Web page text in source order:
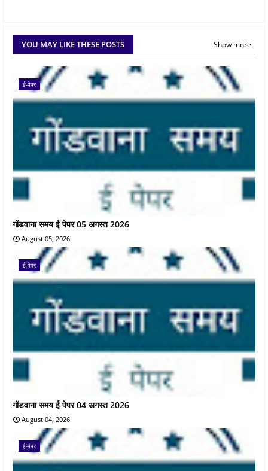
YOU MAY LIKE THESE POSTS Show more
ई-पेपर
गोंडवाना समय ई पेपर 05 अगस्त 2026
August 05, 2026
ई-पेपर
गोंडवाना समय ई पेपर 04 अगस्त 2026
August 04, 2026
ई-पेपर